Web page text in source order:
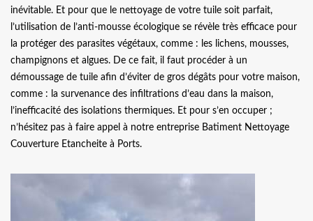
inévitable. Et pour que le nettoyage de votre tuile soit parfait,
l’utilisation de l’anti-mousse écologique se révèle très efficace pour
la protéger des parasites végétaux, comme : les lichens, mousses,
champignons et algues. De ce fait, il faut procéder à un
démoussage de tuile afin d’éviter de gros dégâts pour votre maison,
comme : la survenance des infiltrations d’eau dans la maison,
l’inefficacité des isolations thermiques. Et pour s’en occuper ;
n’hésitez pas à faire appel à notre entreprise Batiment Nettoyage
Couverture Etancheite à Ports.